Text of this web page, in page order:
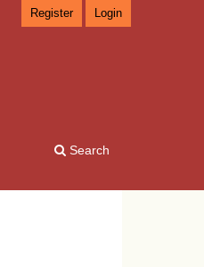
Search
Register Login